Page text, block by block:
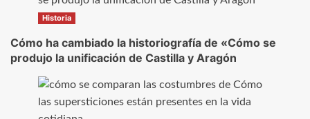
Historia
Cómo ha cambiado la historiografía de «Cómo se
produjo la unificación de Castilla y Aragón